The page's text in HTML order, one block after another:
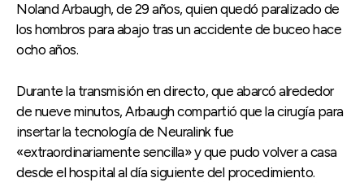
Noland Arbaugh, de 29 años, quien quedó paralizado de
los hombros para abajo tras un accidente de buceo hace
ocho años.
Durante la transmisión en directo, que abarcó alrededor
de nueve minutos, Arbaugh compartió que la cirugía para
insertar la tecnología de Neuralink fue
«extraordinariamente sencilla» y que pudo volver a casa
desde el hospital al día siguiente del procedimiento.